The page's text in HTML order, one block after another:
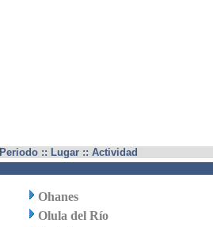
Periodo :: Lugar :: Actividad
Ohanes
Olula del Río